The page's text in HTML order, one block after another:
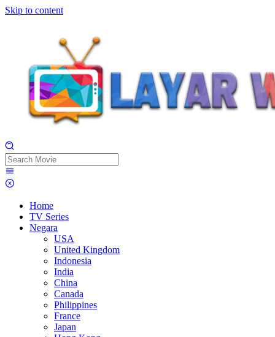
Skip to content
Home
TV Series
Negara
USA
United Kingdom
Indonesia
India
China
Canada
Philippines
France
Japan